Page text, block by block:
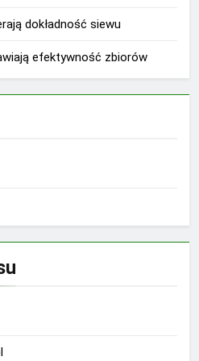
dokładność siewu
efektywność zbiorów